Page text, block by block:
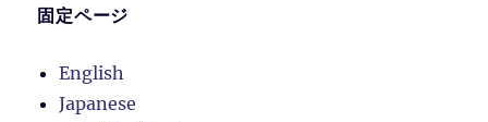
固定ページ
English
Japanese